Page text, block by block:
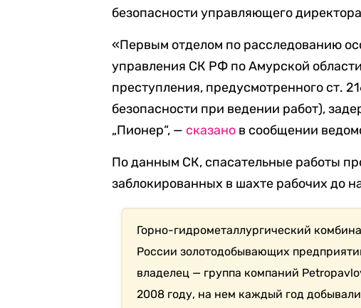
безопасности управляющего
«Первым отделом по расследованию
управления СК РФ по Амурской
преступления, предусмотренного ст.
безопасности при ведении работ),
„Пионер“, — сказано в сообщении
По данным СК, спасательные работы
заблокированных в шахте рабочих до
Горно-гидрометаллургический
России золотодобывающих
владелец — группа компаний
2008 году, на нем каждый год